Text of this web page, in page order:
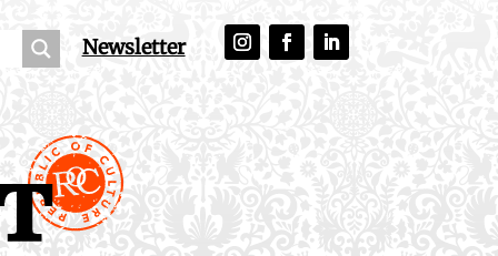
Newsletter